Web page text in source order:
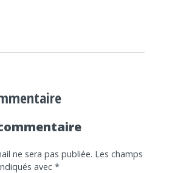
ne sera pas publiée. Les champs
avec *